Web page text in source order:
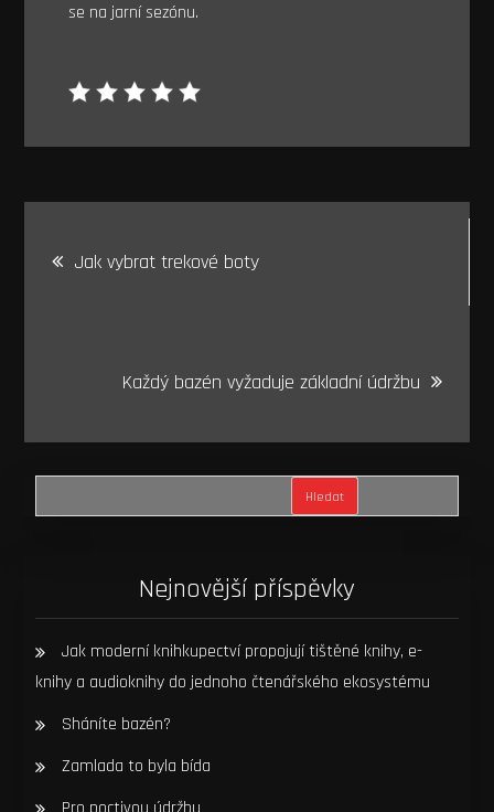
se na jarní sezónu.
Jak vybrat trekové boty
Každý bazén vyžaduje základní údržbu
Hledat
Nejnovější příspěvky
Jak moderní knihkupectví propojují tištěné knihy, e-
knihy a audioknihy do jednoho čtenářského ekosystému
Sháníte bazén?
Zamlada to byla bída